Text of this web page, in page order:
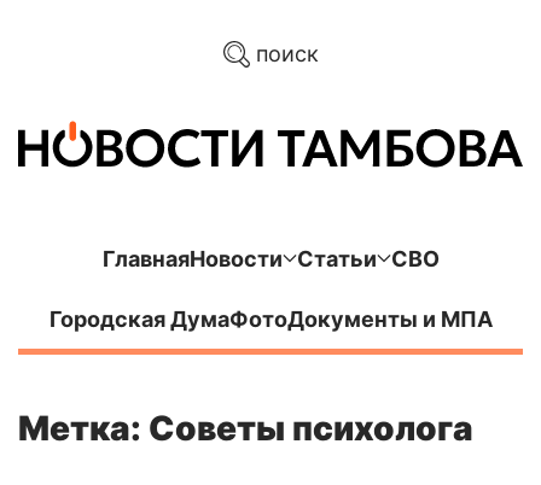
поиск
ГлавнаяНовости Статьи СВО
Городская ДумаФотоДокументы и МПА
Метка: Советы психолога